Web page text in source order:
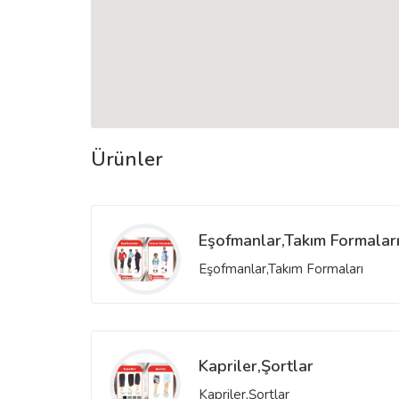
Ürünler
Eşofmanlar,Takım Formaları
Eşofmanlar,Takım Formaları
Kapriler,Şortlar
Kapriler,Şortlar